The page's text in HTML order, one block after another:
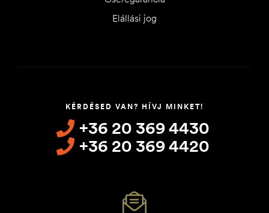
Elállási jog
KÉRDÉSED VAN? HÍVJ MINKET!
+36 20 369 4430
+36 20 369 4420